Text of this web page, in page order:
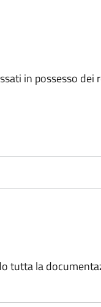
in possesso dei
tutta la